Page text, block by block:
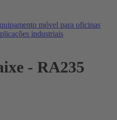
móvel para oficinas
industriais
- RA235